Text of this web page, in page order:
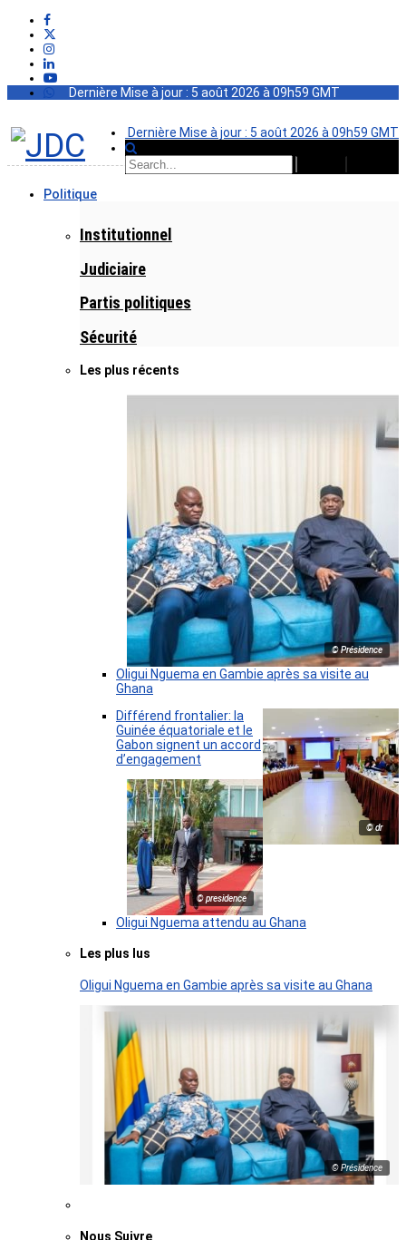
Dernière Mise à jour : 5 août 2026 à 09h59 GMT
Dernière Mise à jour : 5 août 2026 à 09h59 GMT
Politique
Institutionnel
Judiciaire
Partis politiques
Sécurité
Les plus récents
© Présidence
Oligui Nguema en Gambie après sa visite au
Ghana
© dr
Différend frontalier: la
Guinée équatoriale et le
Gabon signent un accord
d’engagement
© presidence
Oligui Nguema attendu au Ghana
Les plus lus
Oligui Nguema en Gambie après sa visite au Ghana
© Présidence
Nous Suivre